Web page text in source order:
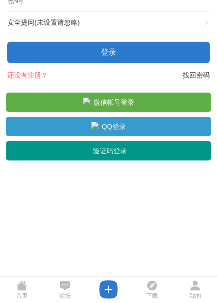
安全提问(未设置请忽略)
登录
找回密码
还没有注册？
微信帐号登录
QQ登录
验证码登录
首页 论坛 下载 我的